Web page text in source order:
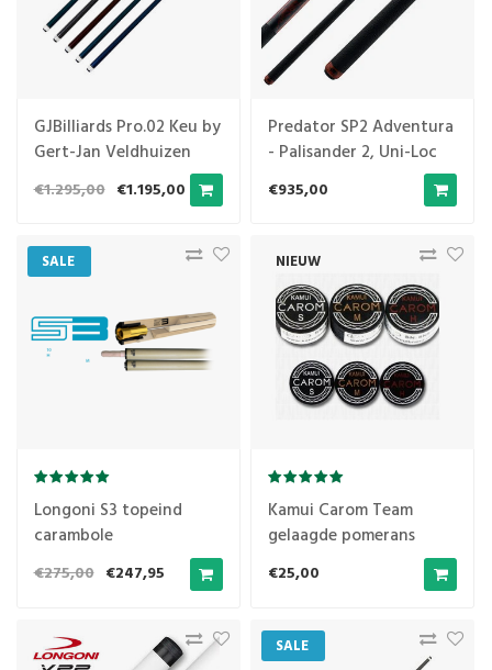
GJBilliards Pro.02 Keu by
Gert-Jan Veldhuizen
€1.295,00 €1.195,00
Predator SP2 Adventura
- Palisander 2, Uni-Loc
€935,00
SALE
Longoni S3 topeind
carambole
€275,00 €247,95
NIEUW
Kamui Carom Team
gelaagde pomerans
€25,00
SALE